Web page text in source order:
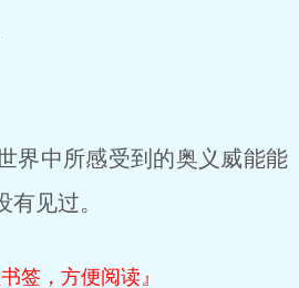
界中所感受到的奥义威能能
见过。
书签，方便阅读』